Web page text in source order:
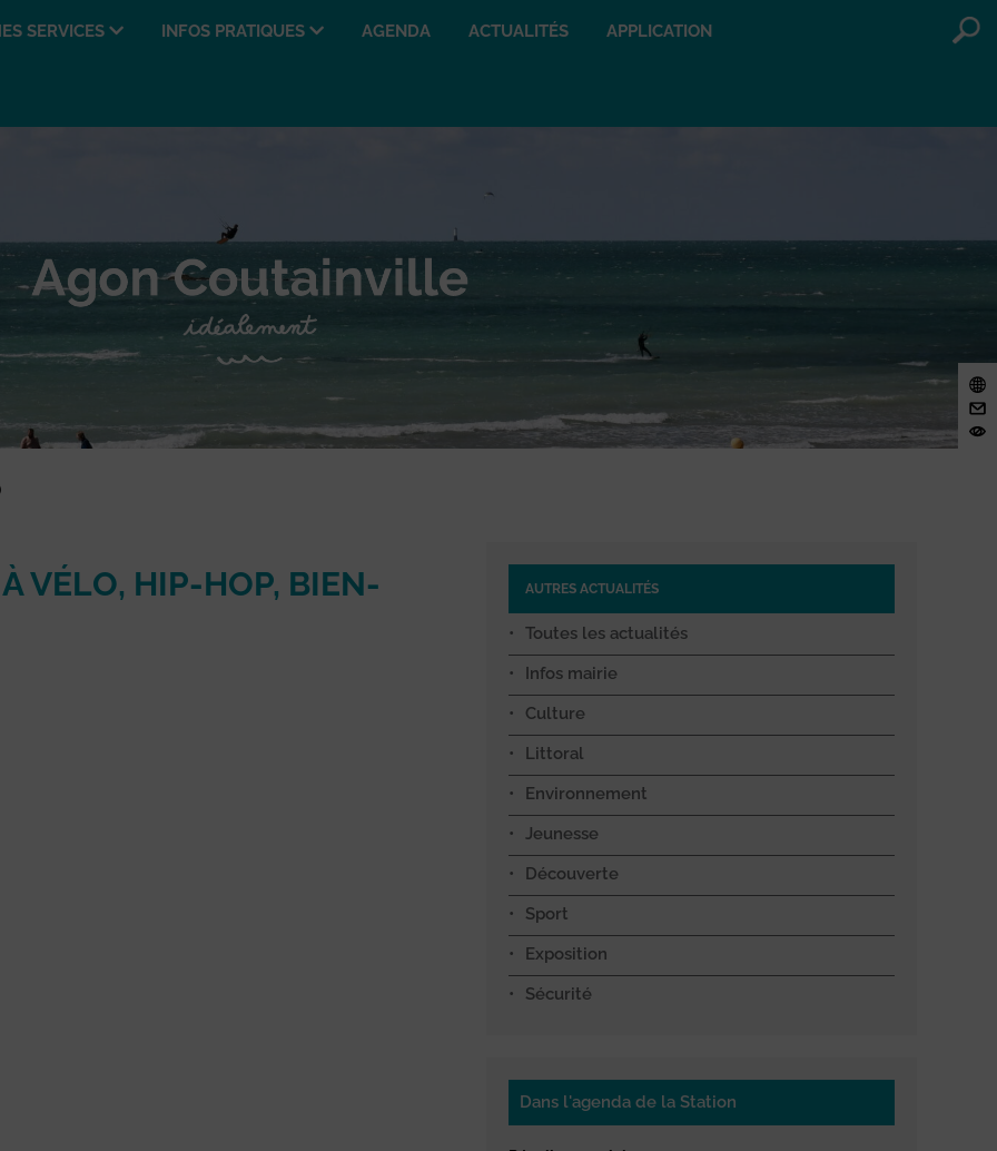
SERVICES INFOS PRATIQUES AGENDA ACTUALITÉS APPLICATION
VÉLO, HIP-HOP, BIEN-
AUTRES ACTUALITÉS
Toutes les actualités
Infos mairie
Culture
Littoral
Environnement
Jeunesse
Découverte
Sport
Exposition
Sécurité
Dans l'agenda de la Station